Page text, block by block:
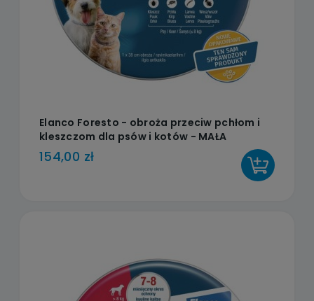
Elanco Foresto - obroża przeciw pchłom i
kleszczom dla psów i kotów - MAŁA
154,00 zł